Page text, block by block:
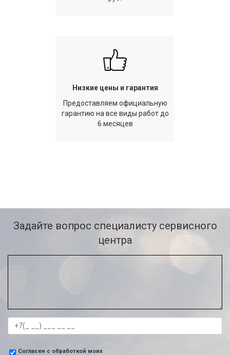
Низкие цены и гарантия
Предоставляем официальную
гарантию на все виды работ до
6 месяцев
Задайте вопрос специалисту сервисного
центра
Согласен с обработкой моих